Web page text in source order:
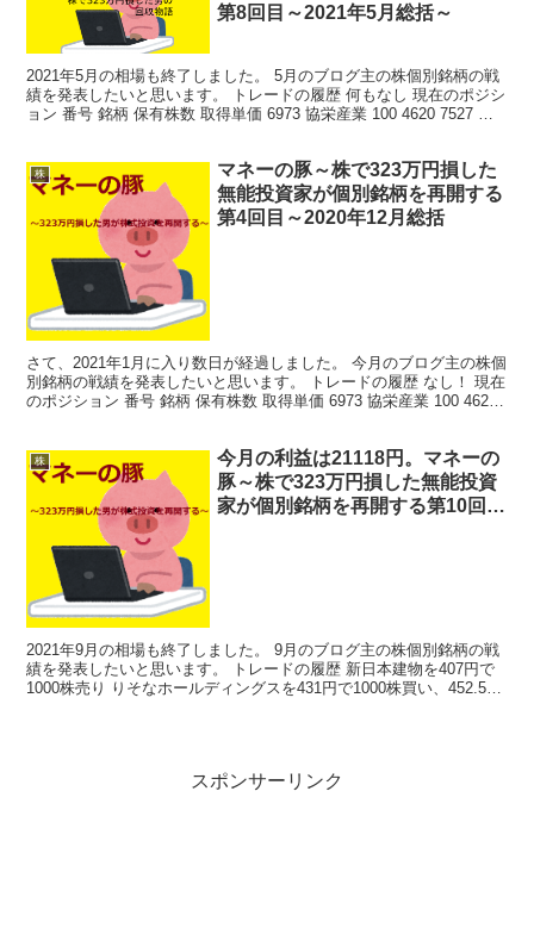
第8回目～2021年5月総括～
2021年5月の相場も終了しました。 5月のブログ主の株個別銘柄の戦
績を発表したいと思います。 トレードの履歴 何もなし 現在のポジシ
ョン 番号 銘柄 保有株数 取得単価 6973 協栄産業 100 4620 7527 シ
株
マネーの豚～株で323万円損した
無能投資家が個別銘柄を再開する
第4回目～2020年12月総括
さて、2021年1月に入り数日が経過しました。 今月のブログ主の株個
別銘柄の戦績を発表したいと思います。 トレードの履歴 なし！ 現在
のポジション 番号 銘柄 保有株数 取得単価 6973 協栄産業 100 4620
株
今月の利益は21118円。マネーの
豚～株で323万円損した無能投資
家が個別銘柄を再開する第10回目
2021年9月の相場も終了しました。 9月のブログ主の株個別銘柄の戦
績を発表したいと思います。 トレードの履歴 新日本建物を407円で
1000株売り りそなホールディングスを431円で1000株買い、452.5で
スポンサーリンク